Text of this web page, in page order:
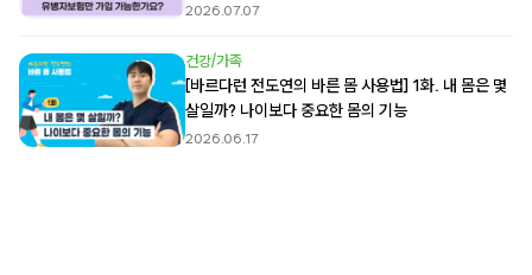
2026.07.07
건강/가족
[바르다런 전도연의 바른 몸 사용법] 1화. 내 몸은 몇
살일까? 나이보다 중요한 몸의 기능
2026.06.17